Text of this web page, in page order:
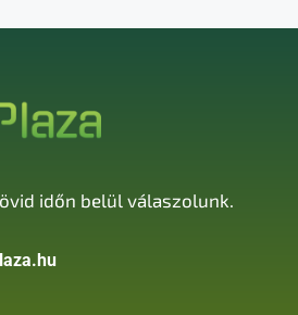
időn belül válaszolunk.